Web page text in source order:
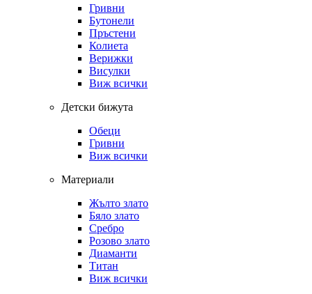
Гривни
Бутонели
Пръстени
Колиета
Верижки
Висулки
Виж всички
Детски бижута
Обеци
Гривни
Виж всички
Материали
Жълто злато
Бяло злато
Сребро
Розово злато
Диаманти
Титан
Виж всички